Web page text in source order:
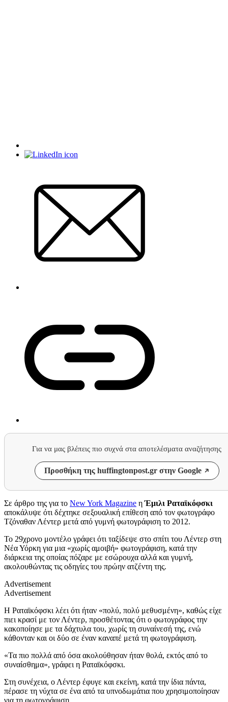
Για να μας βλέπεις πιο συχνά στα αποτελέσματα αναζήτησης
Προσθήκη της huffingtonpost.gr στην Google
Σε άρθρο της για το New York Magazine ηΈμιλι Ραταϊκόφσκι
αποκάλυψε ότι δέχτηκε σεξουαλική επίθεση από τον φωτογράφο
Τζόναθαν Λέντερ μετά από γυμνή φωτογράφιση το 2012.
Το 29χρονο μοντέλο γράφει ότι ταξίδεψε στο σπίτι του Λέντερ στη
Νέα Υόρκη για μια «χωρίς αμοιβή» φωτογράφιση, κατά την
διάρκεια της οποίας πόζαρε με εσώρουχα αλλά και γυμνή,
ακολουθώντας τις οδηγίες του πρώην ατζέντη της.
Advertisement
Advertisement
Η Ραταϊκόφσκι λέει ότι ήταν «πολύ, πολύ μεθυσμένη», καθώς είχε
πιει κρασί με τον Λέντερ, προσθέτοντας ότι ο φωτογράφος την
κακοποίησε με τα δάχτυλα του, χωρίς τη συναίνεσή της, ενώ
κάθονταν και οι δύο σε έναν καναπέ μετά τη φωτογράφιση.
«Τα πιο πολλά από όσα ακολούθησαν ήταν θολά, εκτός από το
συναίσθημα», γράφει η Ραταϊκόφσκι.
Στη συνέχεια, ο Λέντερ έφυγε και εκείνη, κατά την ίδια πάντα,
πέρασε τη νύχτα σε ένα από τα υπνοδωμάτια που χρησιμοποίησαν
για τη φωτογράφιση.